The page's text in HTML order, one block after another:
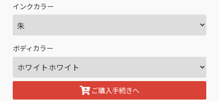
インクカラー
ボディカラー
ご購入手続きへ